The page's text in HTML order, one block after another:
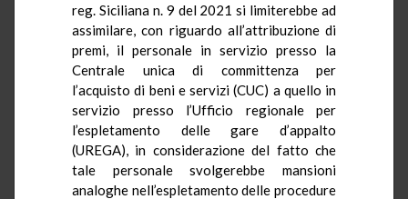
reg. Siciliana n. 9 del 2021 si limiterebbe ad
assimilare, con riguardo all’attribuzione di
premi, il personale in servizio presso la
Centrale unica di committenza per
l’acquisto di beni e servizi (CUC) a quello in
servizio presso l’Ufficio regionale per
l’espletamento delle gare d’appalto
(UREGA), in considerazione del fatto che
tale personale svolgerebbe mansioni
analoghe nell’espletamento delle procedure